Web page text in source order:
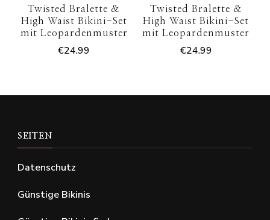
Twisted Bralette &
High Waist Bikini-Set
mit Leopardenmuster
€24.99
Twisted Bralette &
High Waist Bikini-Set
mit Leopardenmuster
€24.99
SEITEN
Datenschutz
Günstige Bikinis